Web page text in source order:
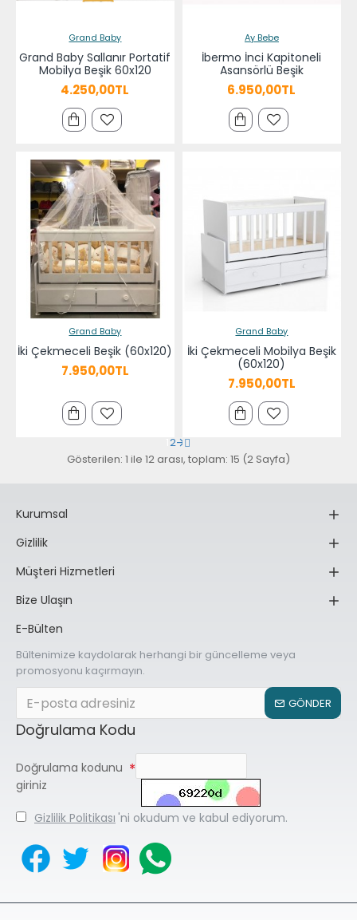
Grand Baby
Grand Baby Sallanır Portatif
Mobilya Beşik 60x120
4.250,00TL
Ay Bebe
İbermo İnci Kapitoneli
Asansörlü Beşik
6.950,00TL
Grand Baby
İki Çekmeceli Beşik (60x120)
7.950,00TL
Grand Baby
İki Çekmeceli Mobilya Beşik
(60x120)
7.950,00TL
2
Gösterilen: 1 ile 12 arası, toplam: 15 (2 Sayfa)
Kurumsal
Gizlilik
Müşteri Hizmetleri
Bize Ulaşın
E-Bülten
Bültenimize kaydolarak herhangi bir güncelleme veya
promosyonu kaçırmayın.
GÖNDER
Doğrulama Kodu
Doğrulama kodunu
giriniz
Gizlilik Politikası 'ni okudum ve kabul ediyorum.